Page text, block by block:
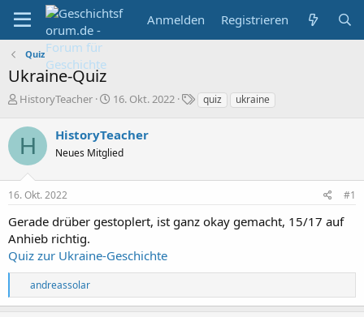
Anmelden Registrieren
Quiz
Ukraine-Quiz
E
s
t
e
l
e
HistoryTeacher
E
t
e
l
a
m
16. Okt. 2022
S
w
t
quiz ukraine
H HistoryTeacher
Neues Mitglied
16. Okt. 2022 #1
Gerade drüber gestoplert, ist ganz okay gemacht, 15/17 auf
Anhieb richtig.
Quiz zur Ukraine-Geschichte
R
e
a
andreassolar